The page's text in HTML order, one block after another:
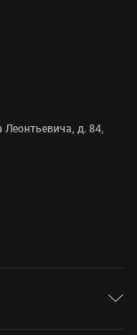
д. 84,